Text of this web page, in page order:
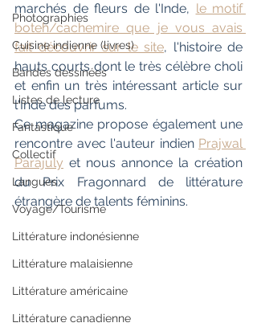
Photographies
Cuisine indienne (livres)
Bandes dessinées
Listes de lecture
Fantastique
Collectif
Langues
Voyage/Tourisme
Littérature indonésienne
Littérature malaisienne
Littérature américaine
Littérature canadienne
marchés de fleurs de l'Inde, le motif
boteh/cachemire que je vous avais
fait découvrir sur le site, l'histoire de
hauts courts dont le très célèbre choli
et enfin un très intéressant article sur
l'Inde des parfums.
Ce magazine propose également une
rencontre avec l'auteur indien Prajwal
Parajuly et nous annonce la création
du Prix Fragonnard de littérature
étrangère de talents féminins.